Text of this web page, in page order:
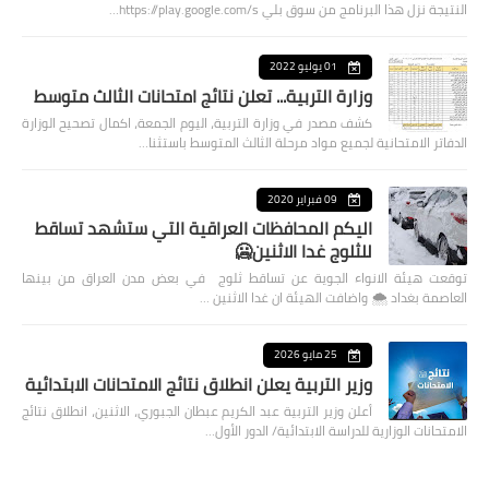
النتيجة نزل هذا البرنامج من سوق بلي https://play.google.com/s…
01 يوليو 2022
وزارة التربية... تعلن نتائج امتحانات الثالث متوسط
كشف مصدر في وزارة التربية، اليوم الجمعة، اكمال تصحيح الوزارة
الدفاتر الامتحانية لجميع مواد مرحلة الثالث المتوسط باستثنا…
09 فبراير 2020
اليكم المحافظات العراقية التي ستشهد تساقط
للثلوج غدا الاثنين🥶
توقعت هيئة الانواء الجوية عن تساقط ثلوج في بعض مدن العراق من بينها
العاصمة بغداد ⁦🌨️⁩ واضافت الهيئة ان غدا الاثنين …
25 مايو 2026
وزير التربية يعلن انطلاق نتائج الامتحانات الابتدائية
أعلن وزير التربية عبد الكريم عبطان الجبوري، الاثنين، انطلاق نتائج
الامتحانات الوزارية للدراسة الابتدائية/ الدور الأول…